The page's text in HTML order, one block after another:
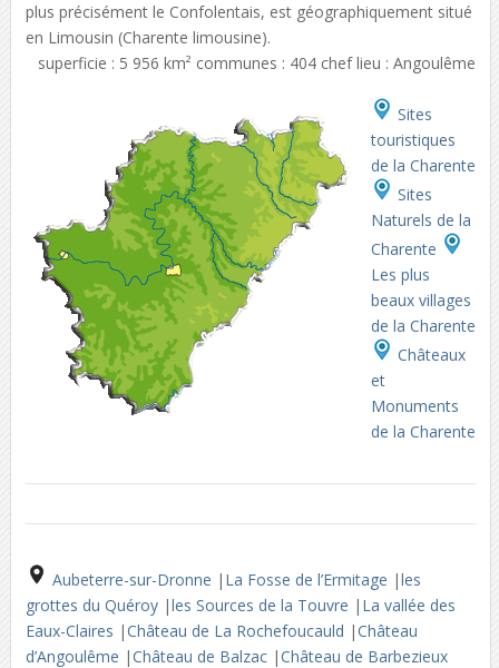
plus précisément le Confolentais, est géographiquement situé
en Limousin (Charente limousine).
superficie : 5 956 km² communes : 404 chef lieu : Angoulême
Sites
touristiques
de la Charente
Sites
Naturels de la
Charente
Les plus
beaux villages
de la Charente
Châteaux
et
Monuments
de la Charente
Aubeterre-sur-Dronne | La Fosse de l’Ermitage |les
grottes du Quéroy |les Sources de la Touvre | La vallée des
Eaux-Claires |Château de La Rochefoucauld |Château
d’Angoulême |Château de Balzac |Château de Barbezieux